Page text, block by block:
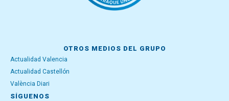
OTROS MEDIOS DEL GRUPO
Actualidad Valencia
Actualidad Castellón
València Diari
SÍGUENOS